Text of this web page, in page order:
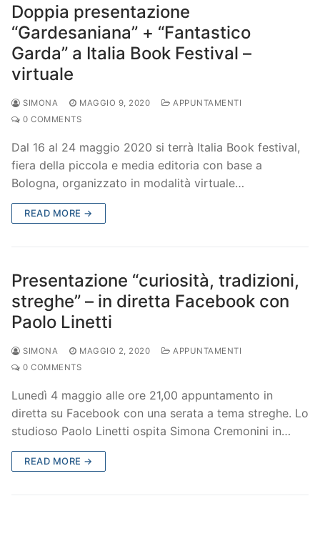
Doppia presentazione
“Gardesaniana” + “Fantastico
Garda” a Italia Book Festival –
virtuale
SIMONA MAGGIO 9, 2020
APPUNTAMENTI
0 COMMENTS
Dal 16 al 24 maggio 2020 si terrà Italia Book festival,
fiera della piccola e media editoria con base a
Bologna, organizzato in modalità virtuale…
READ MORE →
Presentazione “curiosità, tradizioni,
streghe” – in diretta Facebook con
Paolo Linetti
SIMONA MAGGIO 2, 2020
APPUNTAMENTI
0 COMMENTS
Lunedì 4 maggio alle ore 21,00 appuntamento in
diretta su Facebook con una serata a tema streghe. Lo
studioso Paolo Linetti ospita Simona Cremonini in…
READ MORE →